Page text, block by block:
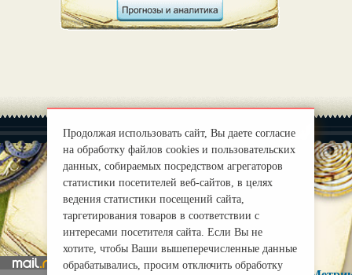
О нас |
mirprognoz@mail.ru
Продолжая использовать сайт, Вы даете согласие
на обработку файлов cookies и пользовательских
данных, собираемых посредством агрегаторов
статистики посетителей веб-сайтов, в целях
ведения статистики посещений сайта,
таргетирования товаров в соответствии с
интересами посетителя сайта. Если Вы не
хотите, чтобы Ваши вышеперечисленные данные
обрабатывались, просим отключить обработку